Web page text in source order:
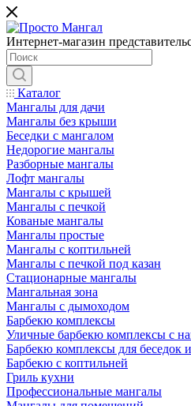
Интернет-магазин
Каталог
Мангалы для дачи
Мангалы без крыши
Беседки с мангалом
Недорогие мангалы
Разборные мангалы
Лофт мангалы
Мангалы с крышей
Мангалы с печкой
Кованые мангалы
Мангалы простые
Мангалы с коптильней
Мангалы с печкой под казан
Стационарные мангалы
Мангальная зона
Мангалы с дымоходом
Барбекю комплексы
Уличные барбекю комплексы с
Барбекю комплексы для беседок
Барбекю с коптильней
Гриль кухни
Профессиональные мангалы